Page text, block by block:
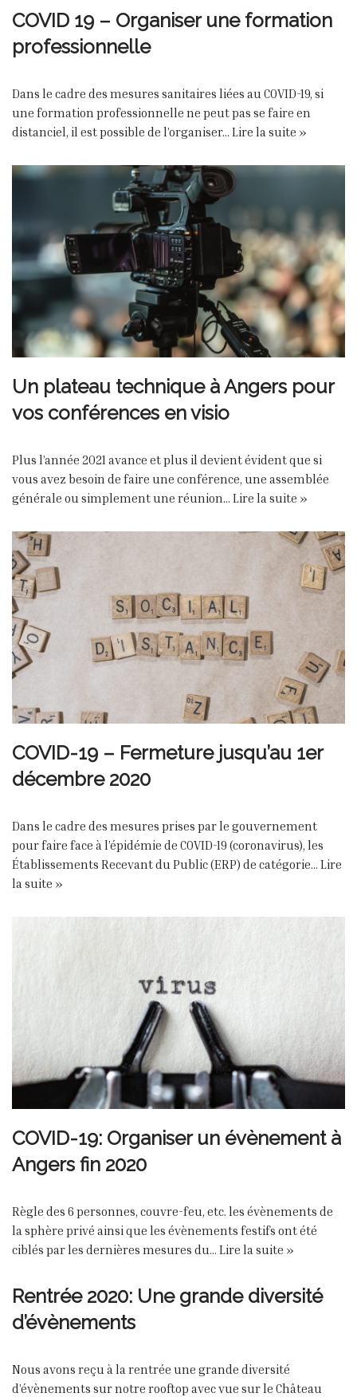
COVID 19 – Organiser une formation
professionnelle
Dans le cadre des mesures sanitaires liées au COVID-19, si
une formation professionnelle ne peut pas se faire en
distanciel, il est possible de l’organiser… Lire la suite »
Un plateau technique à Angers pour
vos conférences en visio
Plus l’année 2021 avance et plus il devient évident que si
vous avez besoin de faire une conférence, une assemblée
générale ou simplement une réunion… Lire la suite »
COVID-19 – Fermeture jusqu’au 1er
décembre 2020
Dans le cadre des mesures prises par le gouvernement
pour faire face à l’épidémie de COVID-19 (coronavirus), les
Établissements Recevant du Public (ERP) de catégorie… Lire
la suite »
COVID-19: Organiser un évènement à
Angers fin 2020
Règle des 6 personnes, couvre-feu, etc. les évènements de
la sphère privé ainsi que les évènements festifs ont été
ciblés par les dernières mesures du… Lire la suite »
Rentrée 2020: Une grande diversité
d’évènements
Nous avons reçu à la rentrée une grande diversité
d’évènements sur notre rooftop avec vue sur le Château